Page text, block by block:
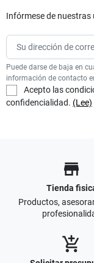
Infórmese de
Puede darse de baja en
información de contacto
Acepto las
confidencialidad. (Lee)
store
Tienda
Productos,
add_shopping_cart